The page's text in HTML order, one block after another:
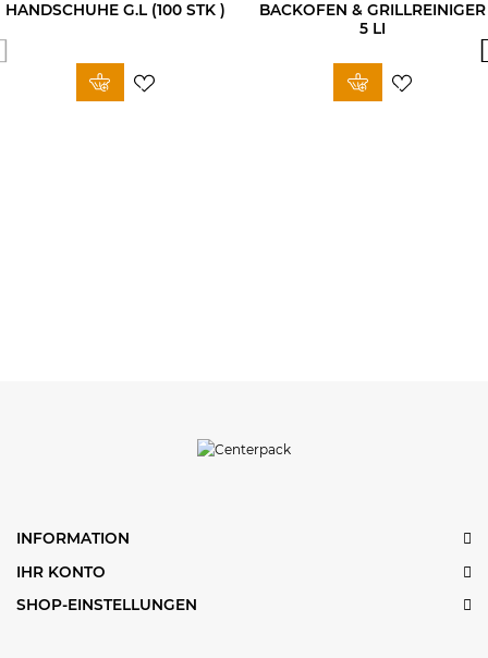
HANDSCHUHE G.L (100 STK )
BACKOFEN & GRILLREINIGER
5 LI
INFORMATION
IHR KONTO
SHOP-EINSTELLUNGEN